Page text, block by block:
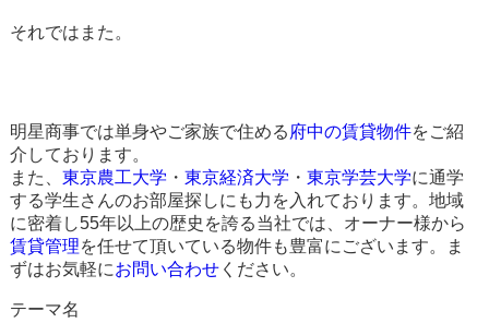
それではまた。
明星商事では単身やご家族で住める 府中の賃貸物件をご紹
介しております。
また、 東京農工大学 ・ 東京経済大学 ・ 東京学芸大学に通学
する学生さんのお部屋探しにも力を入れております。地域
に密着し55年以上の歴史を誇る当社では、オーナー様から
賃貸管理を任せて頂いている物件も豊富にございます。ま
ずはお気軽にお問い合わせください。
テーマ名